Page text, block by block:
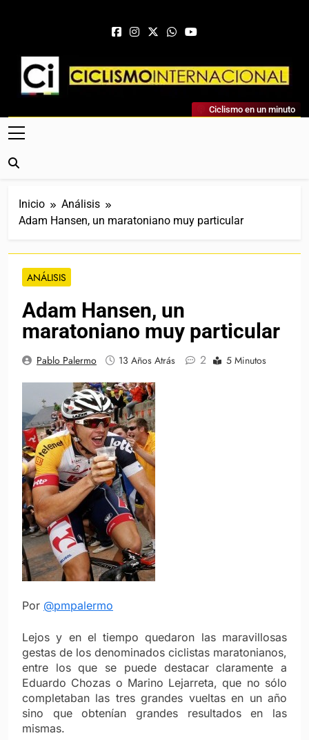
Ciclismo Internacional
Web Dedicada Al Ciclismo Mundial. Entrevistas, Análisis,
Crónicas, Previas Y Más. La Web Ciclista De Referencia.
Ciclismo en un minuto
Inicio
Análisis
Adam Hansen, un maratoniano muy particular
ANÁLISIS
Adam Hansen, un
maratoniano muy particular
Pablo Palermo 13 Años Atrás 2 5 Minutos
Por @pmpalermo
Lejos y en el tiempo quedaron las maravillosas
gestas de los denominados ciclistas maratonianos,
entre los que se puede destacar claramente a
Eduardo Chozas o Marino Lejarreta, que no sólo
completaban las tres grandes vueltas en un año
sino que obtenían grandes resultados en las
mismas.